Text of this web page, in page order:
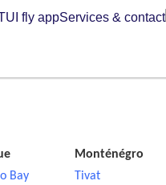
fly appServices & contact
Bay
Monténégro
Tivat